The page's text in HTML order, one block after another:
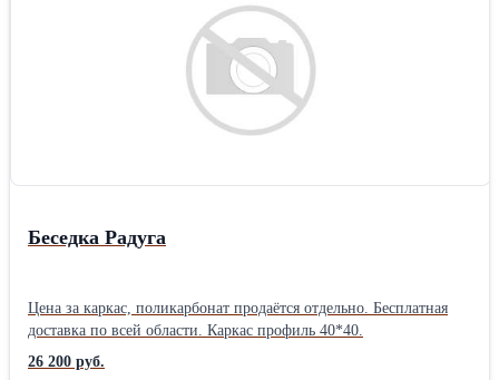
Беседка Радуга
Цена за каркас, поликарбонат продаётся отдельно. Бесплатная
доставка по всей области. Каркас профиль 40*40.
26 200 руб.